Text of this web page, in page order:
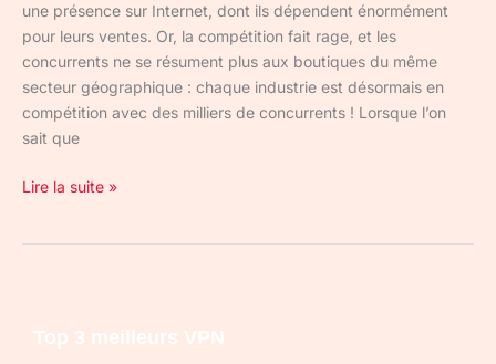
une présence sur Internet, dont ils dépendent énormément
pour leurs ventes. Or, la compétition fait rage, et les
concurrents ne se résument plus aux boutiques du même
secteur géographique : chaque industrie est désormais en
compétition avec des milliers de concurrents ! Lorsque l’on
sait que
Lire la suite »
Top 3 meilleurs VPN